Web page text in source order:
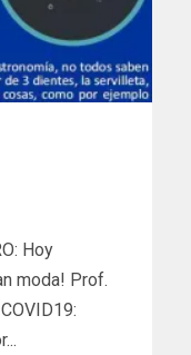
Hoy
moda! Prof.